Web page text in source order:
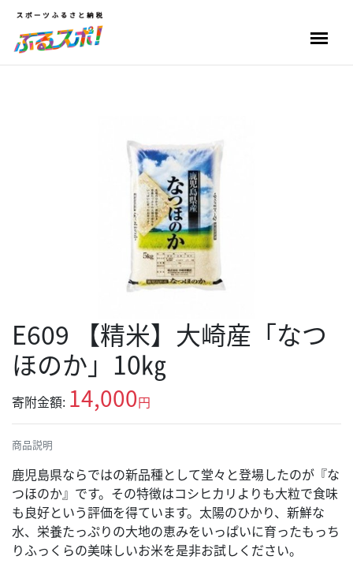
E609 【精米】大崎産「なつ
ほのか」10㎏
寄附金額: 14,000円
商品説明
鹿児島県ならではの新品種として堂々と登場したのが『な
つほのか』です。その特徴はコシヒカリよりも大粒で食味
も良好という評価を得ています。太陽のひかり、新鮮な
水、栄養たっぷりの大地の恵みをいっぱいに育ったもっち
りふっくらの美味しいお米を是非お試しください。